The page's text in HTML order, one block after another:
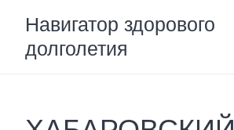
content
Навигатор здорового
долголетия